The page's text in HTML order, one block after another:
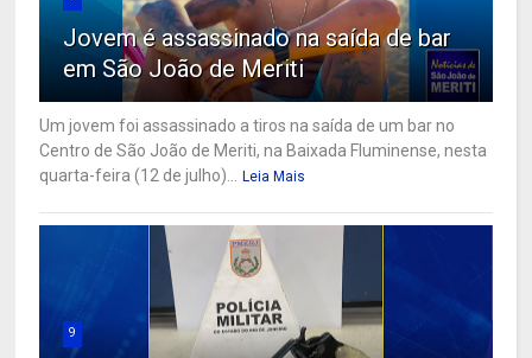
Jovem é assassinado na saída de bar
em São João de Meriti
Um jovem foi assassinado a tiros na saída de um bar no
Centro de São João de Meriti, na Baixada Fluminense, nesta
quarta-feira (12 de julho)...
Leia Mais
9